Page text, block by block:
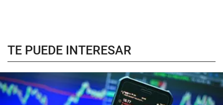
TE PUEDE INTERESAR